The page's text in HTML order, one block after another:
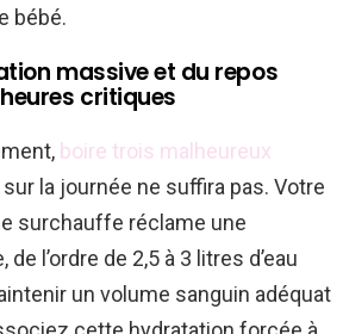
bébé.
massive et du repos
critiques
boire trois malheureux
la journée ne suffira pas. Votre
surchauffe réclame une
l’ordre de 2,5 à 3 litres d’eau
un volume sanguin adéquat